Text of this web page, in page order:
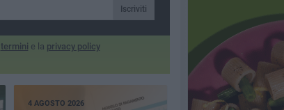
Iscriviti
termini e la privacy policy
4 AGOSTO 2026